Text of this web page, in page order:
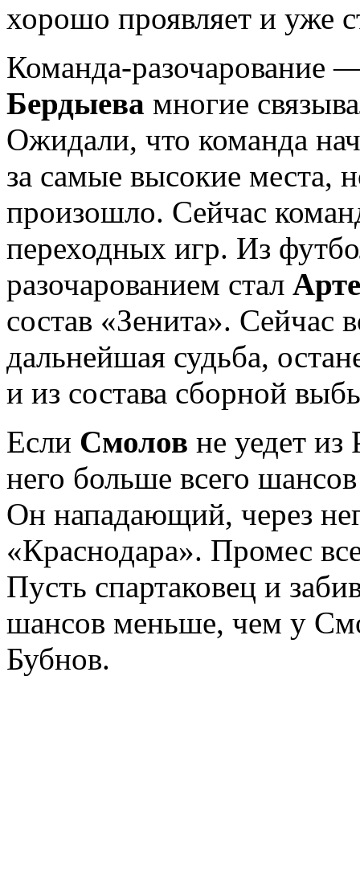
хорошо проявляет и уже
Команда-разочарование
Бердыева многие
Ожидали, что команда
за самые высокие места,
произошло. Сейчас
переходных игр. Из
разочарованием стал
состав «Зенита». Сейчас
дальнейшая судьба,
и из состава сборной
Если Смолов не уедет из
него больше всего
Он нападающий, через
«Краснодара». Промес
Пусть спартаковец и
шансов меньше, чем у
Бубнов.